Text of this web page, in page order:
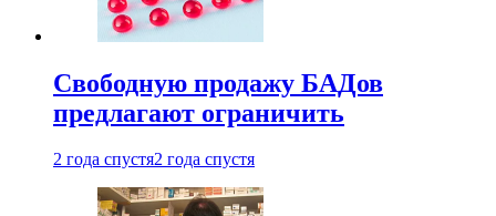
Свободную продажу БАДов
предлагают ограничить
2 года спустя2 года спустя